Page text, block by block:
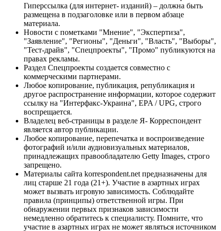
Гиперссылка (для интернет- изданий) – должна быть
размещена в подзаголовке или в первом абзаце
материала.
Новости с пометками "Мнение", "Экспертиза",
"Заявление", "Регионы", "Деньги", "Власть", "Выборы",
"Тест-драйв", "Спецпроекты", "Промо" публикуются на
правах рекламы.
Раздел Спецпроекты создается совместно с
коммерческими партнерами.
Любое копирование, публикация, републикация и
другое распространение информации, которое содержит
ссылку на "Интерфакс-Украина", EPA / UPG, строго
воспрещается.
Владелец веб-страницы в разделе Я- Корреспондент
является автор публикации.
Любое копирование, перепечатка и воспроизведение
фотографий и/или аудиовизуальных материалов,
принадлежащих правообладателю Getty Images, строго
запрещено.
Материалы сайта korrespondent.net предназначены для
лиц старше 21 года (21+). Участие в азартных играх
может вызвать игровую зависимость. Соблюдайте
правила (принципы) ответственной игры. При
обнаружении первых признаков зависимости
немедленно обратитесь к специалисту. Помните, что
участие в азартных играх не может являться источником